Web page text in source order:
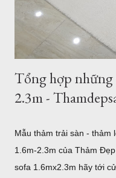
sàn quận 7 I0006 Thảm
thảm lông xù bán t...
Tổng hợp những
2.3m -
Mẫu thảm trải sàn -
1.6m-2.3m của Thảm
sofa 1.6mx2.3m hãy tới